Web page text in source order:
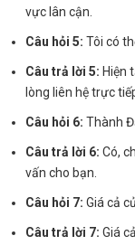
vực lân cận.
Câu hỏi 5: Tôi có
Câu trả lời 5: Hiện
lòng liên hệ trực
Câu hỏi 6: Thành
Câu trả lời 6: Có,
vấn cho bạn.
Câu hỏi 7: Giá cả
Câu trả lời 7: Giá